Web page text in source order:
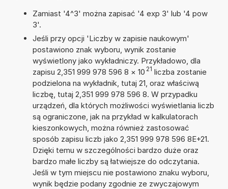
Zamiast '4^3' można zapisać '4 exp 3' lub '4 pow
3'.
Jeśli przy opcji 'Liczby w zapisie naukowym'
postawiono znak wyboru, wynik zostanie
wyświetlony jako wykładniczy. Przykładowo, dla
zapisu 2,351 999 978 596 8 × 10 21 liczba zostanie
podzielona na wykładnik, tutaj 21, oraz właściwą
liczbę, tutaj 2,351 999 978 596 8. W przypadku
urządzeń, dla których możliwości wyświetlania liczb
są ograniczone, jak na przykład w kalkulatorach
kieszonkowych, można również zastosować
sposób zapisu liczb jako 2,351 999 978 596 8E+21.
Dzięki temu w szczególności bardzo duże oraz
bardzo małe liczby są łatwiejsze do odczytania.
Jeśli w tym miejscu nie postawiono znaku wyboru,
wynik będzie podany zgodnie ze zwyczajowym